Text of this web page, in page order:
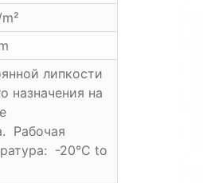
липкости
назначения на
Рабочая
-20°C to